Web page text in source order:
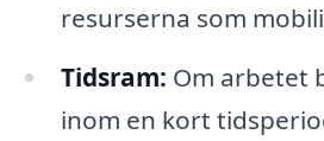
resurserna som
Tidsram: Om arbetet
inom en kort